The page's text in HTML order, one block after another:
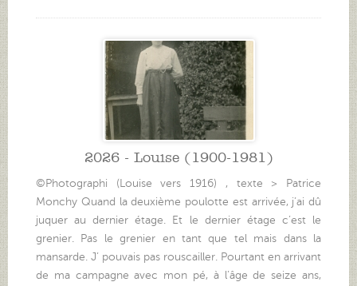
2026 - Louise (1900-1981)
©Photographi (Louise vers 1916) , texte > Patrice
Monchy Quand la deuxième poulotte est arrivée, j’ai dû
juquer au dernier étage. Et le dernier étage c’est le
grenier. Pas le grenier en tant que tel mais dans la
mansarde. J’ pouvais pas rouscailler. Pourtant en arrivant
de ma campagne avec mon pé, à l’âge de seize ans,